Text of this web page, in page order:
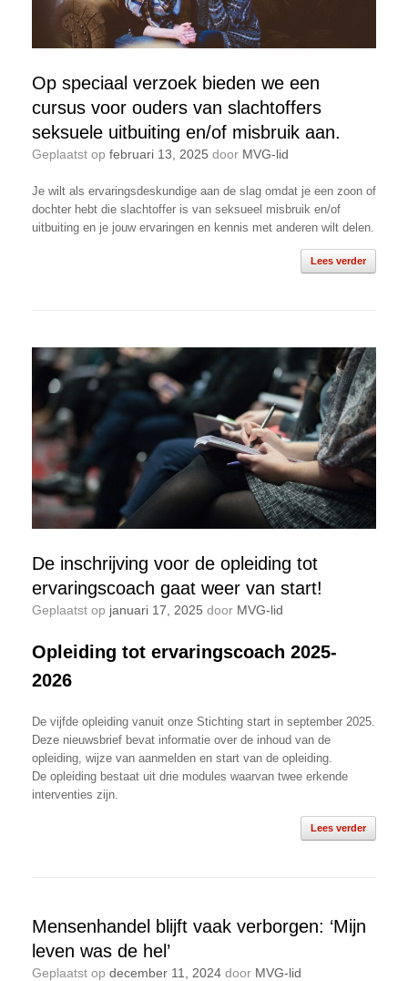
Op speciaal verzoek bieden we een
cursus voor ouders van slachtoffers
seksuele uitbuiting en/of misbruik aan.
Geplaatst op februari 13, 2025 door MVG-lid
Je wilt als ervaringsdeskundige aan de slag omdat je een zoon of
dochter hebt die slachtoffer is van seksueel misbruik en/of
uitbuiting en je jouw ervaringen en kennis met anderen wilt delen.
Lees verder
De inschrijving voor de opleiding tot
ervaringscoach gaat weer van start!
Geplaatst op januari 17, 2025 door MVG-lid
Opleiding tot ervaringscoach 2025-
2026
De vijfde opleiding vanuit onze Stichting start in september 2025.
Deze nieuwsbrief bevat informatie over de inhoud van de
opleiding, wijze van aanmelden en start van de opleiding.
De opleiding bestaat uit drie modules waarvan twee erkende
interventies zijn.
Lees verder
Mensenhandel blijft vaak verborgen: ‘Mijn
leven was de hel’
Geplaatst op december 11, 2024 door MVG-lid